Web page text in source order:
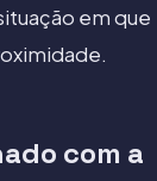
em que
com a